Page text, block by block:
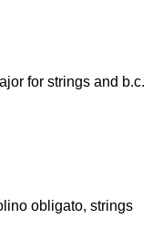
for strings and b.c.
obligato, strings